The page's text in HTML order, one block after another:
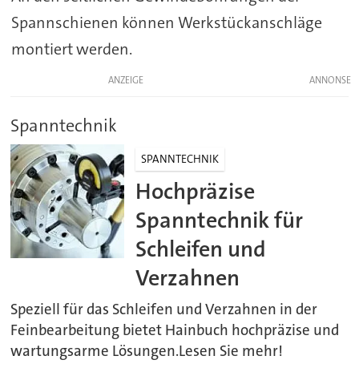
Spannschienen können Werkstückanschläge
montiert werden.
ANZEIGE
Spanntechnik
SPANNTECHNIK
Hochpräzise
Spanntechnik für
Schleifen und
Verzahnen
Speziell für das Schleifen und Verzahnen in der
Feinbearbeitung bietet Hainbuch hochpräzise und
wartungsarme Lösungen.Lesen Sie mehr!